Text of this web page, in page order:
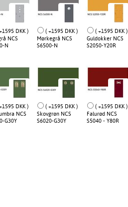
DKK )
NCS
N
( +1595 DKK )
Mørkegrå NCS
S6500-N
( +1595 DKK )
Guldokker NCS
S2050-Y20R
DKK )
NCS
G30Y
( +1595 DKK )
Skovgrøn NCS
S6020-G30Y
( +1595 DKK )
Falurød NCS
S5040 - Y80R